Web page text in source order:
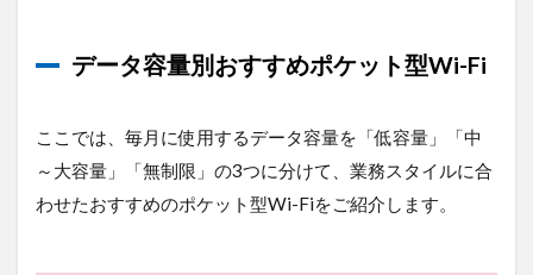
1.1.1.1
のコスパ
ら「ロケ
モバWi-
データ容量別おすすめポケット型Wi-Fi
ここでは、毎月に使用するデータ容量を「低容量」「中
～大容量」「無制限」の3つに分けて、業務スタイルに合
わせたおすすめのポケット型Wi-Fiをご紹介します。